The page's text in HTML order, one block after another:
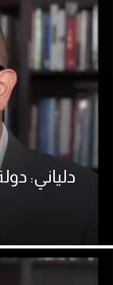
دلياني: